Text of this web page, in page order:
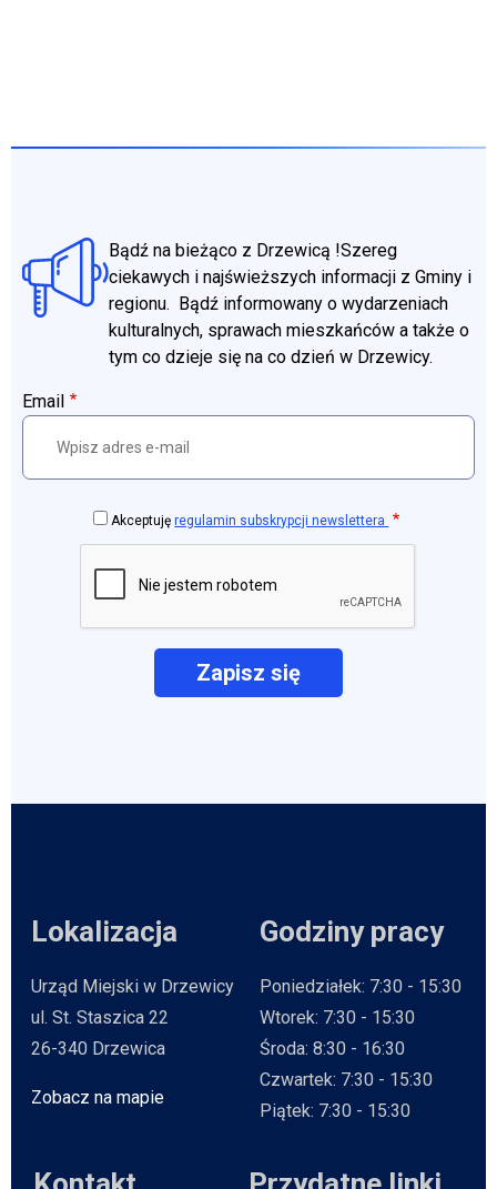
Bądź na bieżąco z Drzewicą !Szereg
ciekawych i najświeższych informacji z Gminy i
regionu. Bądź informowany o wydarzeniach
kulturalnych, sprawach mieszkańców a także o
tym co dzieje się na co dzień w Drzewicy.
Email
Akceptujęregulamin subskrypcji newslettera
Lokalizacja
Urząd Miejski w Drzewicy
ul. St. Staszica 22
26-340 Drzewica
Zobacz na mapieWill open in new tab
Godziny pracy
Poniedziałek: 7:30 - 15:30
Wtorek: 7:30 - 15:30
Środa: 8:30 - 16:30
Czwartek: 7:30 - 15:30
Piątek: 7:30 - 15:30